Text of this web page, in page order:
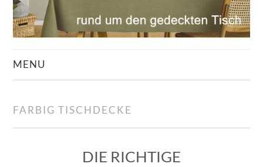
MENU
FARBIG TISCHDECKE
DIE RICHTIGE